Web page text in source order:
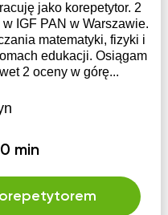
jako korepetytor. 2
IGF PAN w Warszawie.
matematyki, fizyki i
edukacji. Osiągam
2 oceny w górę...
min